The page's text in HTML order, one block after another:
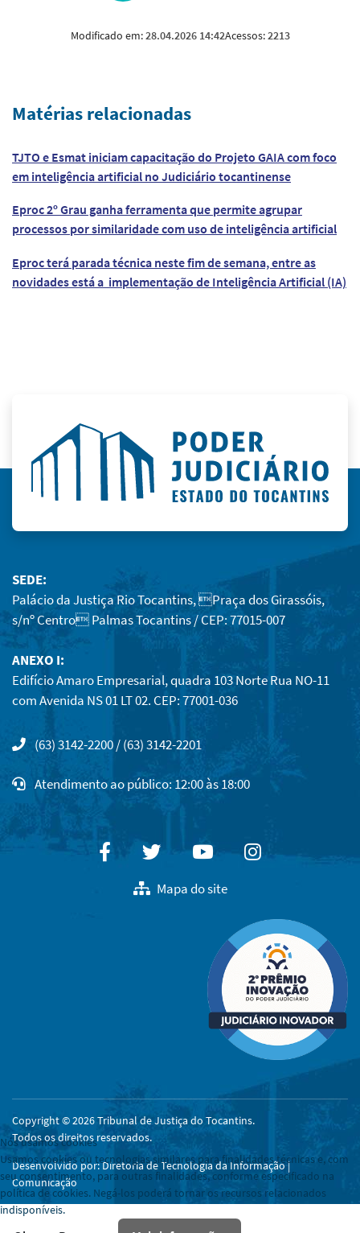
Modificado em:28.04.2026 14:42Acessos:2213
Matérias relacionadas
TJTO e Esmat iniciam capacitação do Projeto GAIA com foco
em inteligência artificial no Judiciário tocantinense
Eproc 2º Grau ganha ferramenta que permite agrupar
processos por similaridade com uso de inteligência artificial
Eproc terá parada técnica neste fim de semana, entre as
novidades está a implementação de Inteligência Artificial (IA)
SEDE:
Palácio da Justiça Rio Tocantins, Praça dos Girassóis,
s/nº Centro Palmas Tocantins / CEP: 77015-007
ANEXO I:
Edifício Amaro Empresarial, quadra 103 Norte Rua NO-11
com Avenida NS 01 LT 02. CEP: 77001-036
(63) 3142-2200 / (63) 3142-2201
Atendimento ao público: 12:00 às 18:00
FacebookTwitterYoutubeInstagram
Mapa do site
Copyright © 2026 Tribunal de Justiça do Tocantins.
Todos os direitos reservados.
Desenvolvido por: Diretoria de Tecnologia da Informação |
Comunicação
Nós usamos cookies
Usamos cookies ou tecnologias similares para finalidades técnicas e, com
seu consentimento, para outras finalidades, conforme especificado na
política de cookies. Negá-los poderá tornar os recursos relacionados
indisponíveis.